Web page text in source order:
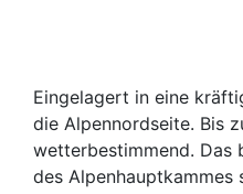
Eingelagert in eine
die Alpennordseite. Bis
wetterbestimmend. Das
des Alpenhauptkammes